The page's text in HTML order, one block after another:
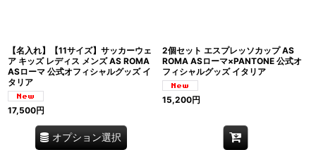
【名入れ】【11サイズ】サッカーウェ
ア キッズ レディス メンズ AS ROMA
ASローマ 公式オフィシャルグッズ イ
タリア
17,500円
オプション選択
2個セット エスプレッソカップ AS
ROMA ASローマ×PANTONE 公式オ
フィシャルグッズ イタリア
15,200円